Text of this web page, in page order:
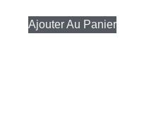
Ajouter Au Panier